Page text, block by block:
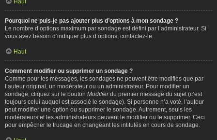
Pourquoi ne puis-je pas ajouter plus d’options à mon sondage ?
Le nombre d’options maximum par sondage est défini par l’administrateur. Si
vous avez besoin d’indiquer plus d’options, contactez-le.
Haut
Comment modifier ou supprimer un sondage ?
Comme pour les messages, les sondages ne peuvent être modifiés que par
l’auteur original, un modérateur ou un administrateur. Pour modifier un
sondage, cliquez sur le bouton Modifierdu premier message du sujet (c’est
toujours celui auquel est associé le sondage). Si personne n’a voté, l’auteur
peut modifier une option ou supprimer le sondage. Autrement, seuls les
modérateurs et les administrateurs peuvent le modifier ou le supprimer. Ceci
pour empêcher le trucage en changeant les intitulés en cours de sondage.